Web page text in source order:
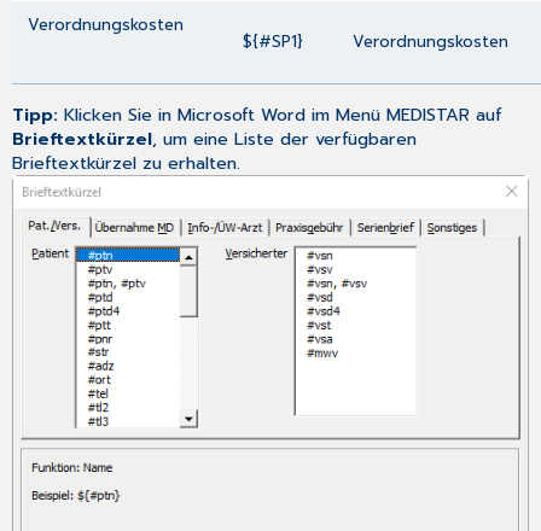
Verordnungskosten
${#SP1} Verordnungskosten
Tipp:Klicken Sie in Microsoft Word im Menü MEDISTAR auf
Brieftextkürzel, um eine Liste der verfügbaren
Brieftextkürzel zu erhalten.